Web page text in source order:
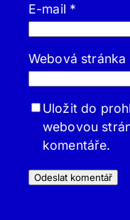
E-mail *
Webová stránka
Uložit do
webovou
komentáře.